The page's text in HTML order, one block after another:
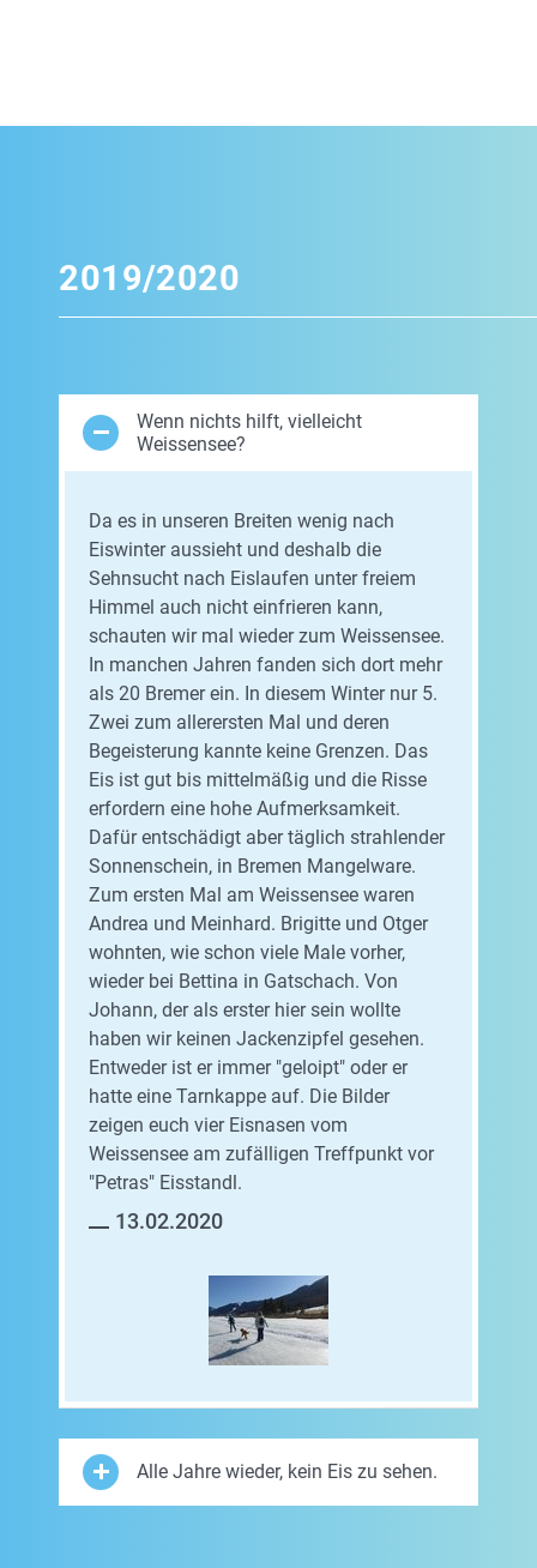
2019/2020
Wenn nichts hilft, vielleicht
Weissensee?
Da es in unseren Breiten wenig nach
Eiswinter aussieht und deshalb die
Sehnsucht nach Eislaufen unter freiem
Himmel auch nicht einfrieren kann,
schauten wir mal wieder zum Weissensee.
In manchen Jahren fanden sich dort mehr
als 20 Bremer ein. In diesem Winter nur 5.
Zwei zum allerersten Mal und deren
Begeisterung kannte keine Grenzen. Das
Eis ist gut bis mittelmäßig und die Risse
erfordern eine hohe Aufmerksamkeit.
Dafür entschädigt aber täglich strahlender
Sonnenschein, in Bremen Mangelware.
Zum ersten Mal am Weissensee waren
Andrea und Meinhard. Brigitte und Otger
wohnten, wie schon viele Male vorher,
wieder bei Bettina in Gatschach. Von
Johann, der als erster hier sein wollte
haben wir keinen Jackenzipfel gesehen.
Entweder ist er immer "geloipt" oder er
hatte eine Tarnkappe auf. Die Bilder
zeigen euch vier Eisnasen vom
Weissensee am zufälligen Treffpunkt vor
"Petras" Eisstandl.
13.02.2020
Alle Jahre wieder, kein Eis zu sehen.